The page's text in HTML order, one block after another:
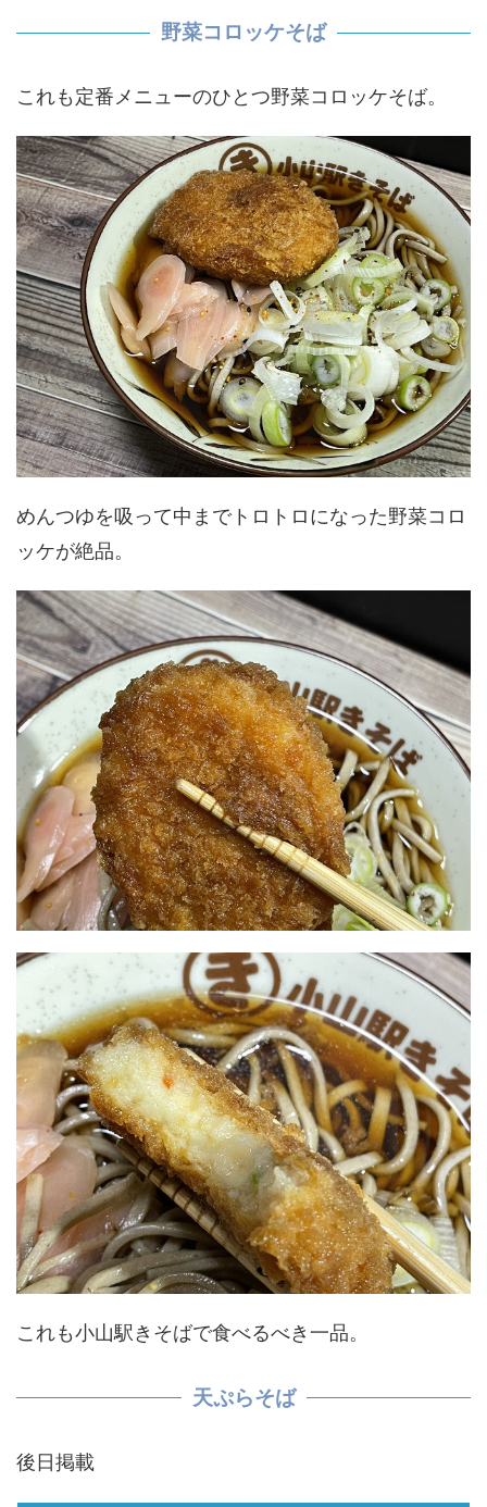
野菜コロッケそば
これも定番メニューのひとつ野菜コロッケそば。
めんつゆを吸って中までトロトロになった野菜コロ
ッケが絶品。
これも小山駅きそばで食べるべき一品。
天ぷらそば
後日掲載